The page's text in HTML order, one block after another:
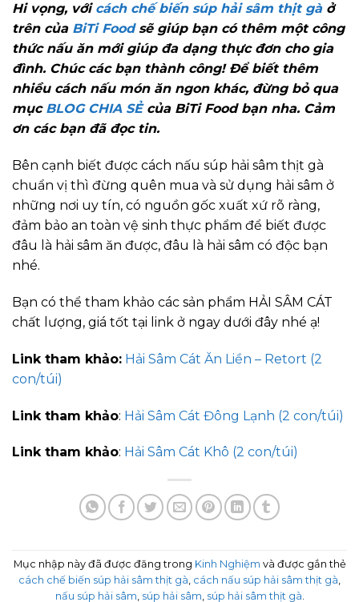
Hi vọng, với cách chế biến súp hải sâm thịt gàở
trên của BiTi Foodsẽ giúp bạn có thêm một công
thức nấu ăn mới giúp đa dạng thực đơn cho gia
đình. Chúc các bạn thành công! Để biết thêm
nhiều cách nấu món ăn ngon khác, đừng bỏ qua
mục BLOG CHIA SẺcủa BiTi Food bạn nha. Cảm
ơn các bạn đã đọc tin.
Bên cạnh biết được cách nấu súp hải sâm thịt gà
chuẩn vị thì đừng quên mua và sử dụng hải sâm ở
những nơi uy tín, có nguồn gốc xuất xứ rõ ràng,
đảm bảo an toàn vệ sinh thực phẩm để biết được
đâu là hải sâm ăn được, đâu là hải sâm có độc bạn
nhé.
Bạn có thể tham khảo các sản phẩm HẢI SÂM CÁT
chất lượng, giá tốt tại link ở ngay dưới đây nhé ạ!
Link tham khảo: Hải Sâm Cát Ăn Liền – Retort (2
con/túi)
Link tham khảo: Hải Sâm Cát Đông Lạnh (2 con/túi)
Link tham khảo: Hải Sâm Cát Khô (2 con/túi)
Mục nhập này đã được đăng trong Kinh Nghiệm và được gắn thẻ
cách chế biến súp hải sâm thịt gà cách nấu súp hải sâm thịt gà
nấu súp hải sâm súp hải sâm súp hải sâm thịt gà